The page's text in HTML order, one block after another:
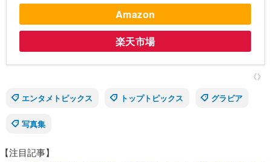
Amazon
楽天市場
《》
エンタメトピックス
トップトピックス グラビア
写真集
【注目記事】